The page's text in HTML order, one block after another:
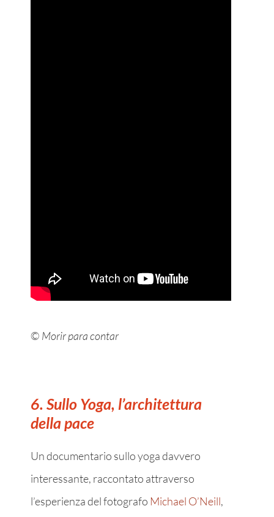
© Morir para contar
6. Sullo Yoga, l’architettura
della pace
Un documentario sullo yoga davvero
interessante, raccontato attraverso
l’esperienza del fotografo Michael O’Neill,